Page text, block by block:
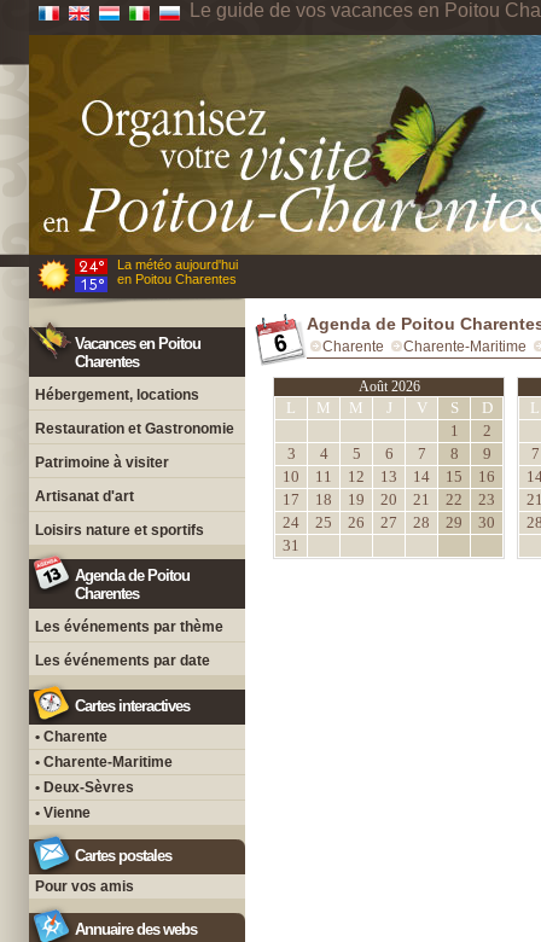
Le guide de vos vacances en Poitou
La météo aujourd'hui
en Poitou Charentes
Vacances en Poitou
Charentes
Hébergement, locations
Restauration et Gastronomie
Patrimoine à visiter
Artisanat d'art
Loisirs nature et sportifs
Agenda de Poitou
Charentes
Les événements par thème
Les événements par date
Cartes interactives
• Charente
• Charente-Maritime
• Deux-Sèvres
• Vienne
Cartes postales
Pour vos amis
Annuaire des webs
Agenda de Poitou
Charente Charente-Maritime
Août 2026
L M M J V S
D
1
2
3
4 5 6 7 8
9
10
11 12 13 14 15
16
17
18 19 20 21 22
23
24
25 26 27 28 29
30
31
L
7